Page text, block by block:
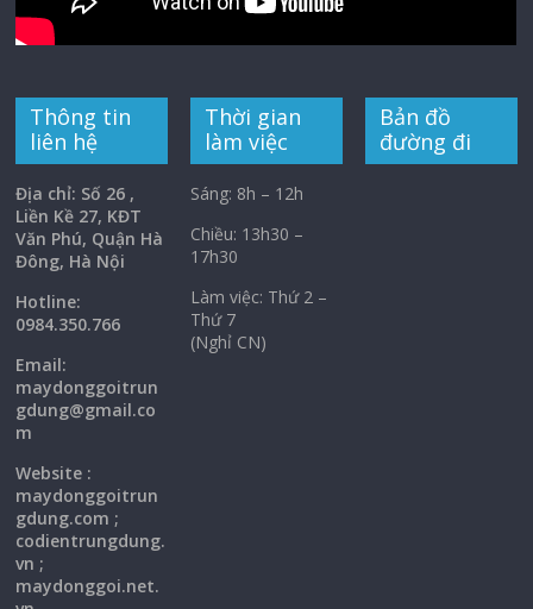
Thông tin
liên hệ
Địa chỉ: Số 26 ,
Liền Kề 27, KĐT
Văn Phú, Quận Hà
Đông, Hà Nội
Hotline:
0984.350.766
Email:
maydonggoitrun
gdung@gmail.co
m
Website :
maydonggoitrun
gdung.com ;
codientrungdung.
vn ;
maydonggoi.net.
Thời gian
làm việc
Sáng: 8h – 12h
Chiều: 13h30 –
17h30
Làm việc: Thứ 2 –
Thứ 7
(Nghỉ CN)
Bản đồ
đường đi